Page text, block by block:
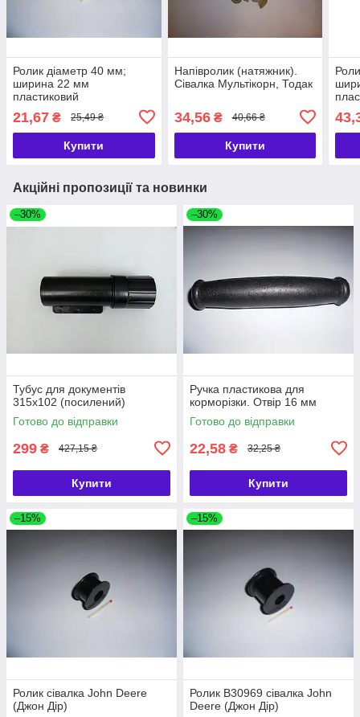
Ролик діаметр 40 мм;
ширина 22 мм
пластиковий
21,67 ₴ 25,49 ₴
Купити
Напівролик (натяжник).
Сівалка Мультікорн, Тодак
34,56₴ 40,66 ₴
Купити
Акційні пропозиції та новинки
–30%
Тубус для документів
315х102 (посилений)
Готово до відправки
299 ₴ 427,15 ₴
Купити
–30%
Ручка пластикова для
корморізки. Отвір 16 мм
Готово до відправки
22,58 ₴ 32,25 ₴
Купити
–15%
Ролик сівалка John Deere
(Джон Дір)
–15%
Ролик B30969 сівалка John
Deere (Джон Дір)